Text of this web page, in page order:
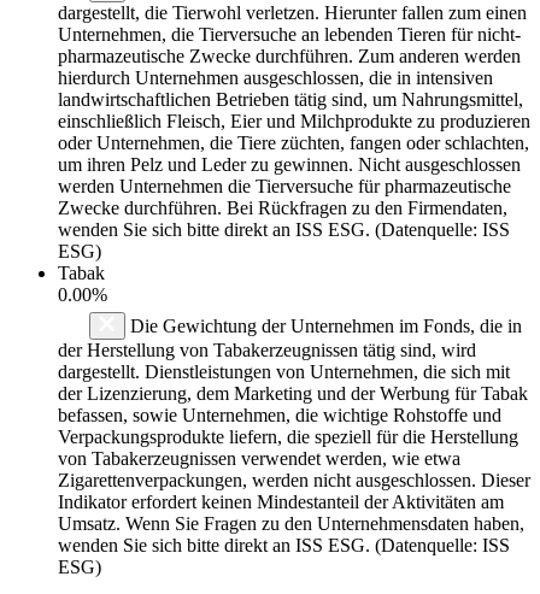
dargestellt, die Tierwohl verletzen. Hierunter fallen zum einen
Unternehmen, die Tierversuche an lebenden Tieren für nicht-
pharmazeutische Zwecke durchführen. Zum anderen werden
hierdurch Unternehmen ausgeschlossen, die in intensiven
landwirtschaftlichen Betrieben tätig sind, um Nahrungsmittel,
einschließlich Fleisch, Eier und Milchprodukte zu produzieren
oder Unternehmen, die Tiere züchten, fangen oder schlachten,
um ihren Pelz und Leder zu gewinnen. Nicht ausgeschlossen
werden Unternehmen die Tierversuche für pharmazeutische
Zwecke durchführen. Bei Rückfragen zu den Firmendaten,
wenden Sie sich bitte direkt an ISS ESG. (Datenquelle: ISS
ESG)
Tabak
0.00%
Die Gewichtung der Unternehmen im Fonds, die in
der Herstellung von Tabakerzeugnissen tätig sind, wird
dargestellt. Dienstleistungen von Unternehmen, die sich mit
der Lizenzierung, dem Marketing und der Werbung für Tabak
befassen, sowie Unternehmen, die wichtige Rohstoffe und
Verpackungsprodukte liefern, die speziell für die Herstellung
von Tabakerzeugnissen verwendet werden, wie etwa
Zigarettenverpackungen, werden nicht ausgeschlossen. Dieser
Indikator erfordert keinen Mindestanteil der Aktivitäten am
Umsatz. Wenn Sie Fragen zu den Unternehmensdaten haben,
wenden Sie sich bitte direkt an ISS ESG. (Datenquelle: ISS
ESG)